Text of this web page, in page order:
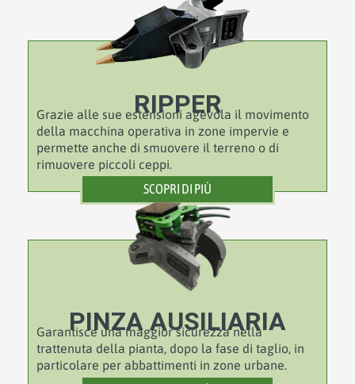
RIPPER
Grazie alle sue estensioni agevola il movimento
della macchina operativa in zone impervie e
permette anche di smuovere il terreno o di
rimuovere piccoli ceppi.
SCOPRI DI PIÙ
PINZA AUSILIARIA
Garantisce una maggior sicurezza nella
trattenuta della pianta, dopo la fase di taglio, in
particolare per abbattimenti in zone urbane.